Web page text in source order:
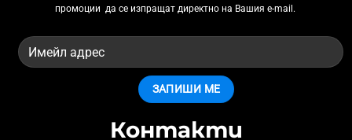
промоции да се изпращат директно на Вашия e-mail.
Контакти